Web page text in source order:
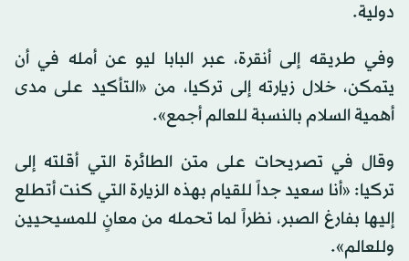
دولية.
وفي طريقه إلى أنقرة، عبر البابا ليو عن أمله في أن
يتمكن، خلال زيارته إلى تركيا، من «التأكيد على مدى
أهمية السلام بالنسبة للعالم أجمع».
وقال في تصريحات على متن الطائرة التي أقلته إلى
تركيا: «أنا سعيد جداً للقيام بهذه الزيارة التي كنت أتطلع
إليها بفارغ الصبر، نظراً لما تحمله من معانٍ للمسيحيين
وللعالم».